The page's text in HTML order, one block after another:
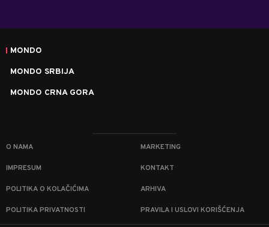
MONDO
MONDO SRBIJA
MONDO CRNA GORA
O NAMA MARKETING
IMPRESUM KONTAKT
POLITIKA O KOLAČIĆIMA ARHIVA
POLITIKA PRIVATNOSTI PRAVILA I USLOVI KORIŠĆENJA